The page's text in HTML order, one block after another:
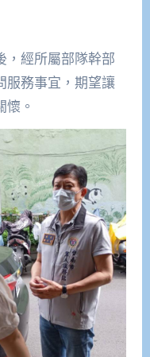
，經所屬部隊幹部
服務事宜，期望讓
。